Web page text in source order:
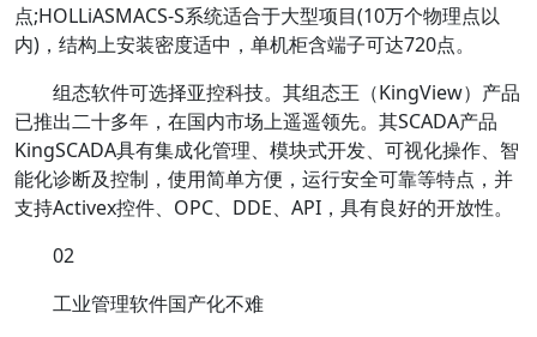
点;HOLLiASMACS-S系统适合于大型项目(10万个物理点以
内)，结构上安装密度适中，单机柜含端子可达720点。
组态软件可选择亚控科技。其组态王（KingView）产品
已推出二十多年，在国内市场上遥遥领先。其SCADA产品
KingSCADA具有集成化管理、模块式开发、可视化操作、智
能化诊断及控制，使用简单方便，运行安全可靠等特点，并
支持Activex控件、OPC、DDE、API，具有良好的开放性。
02
工业管理软件国产化不难